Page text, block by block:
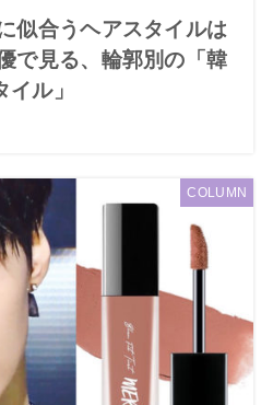
似合うヘアスタイルは
で見る、輪郭別の「韓
ル」
COLUMN